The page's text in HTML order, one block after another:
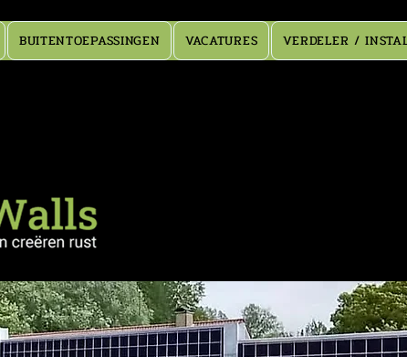
BUITENTOEPASSINGEN VACATURES VERDELER /